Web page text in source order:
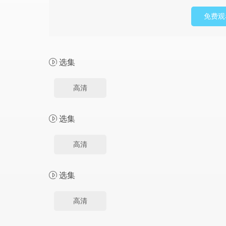
免费
选集
高清
选集
高清
选集
高清